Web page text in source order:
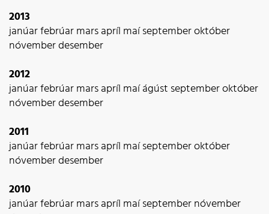
2013
janúarfebrúarmarsapríl maíseptemberoktóber
nóvemberdesember
2012
janúarfebrúarmarsapríl maíágúst septemberoktóber
nóvemberdesember
2011
janúarfebrúarmarsapríl maíseptemberoktóber
nóvemberdesember
2010
janúarfebrúarmarsapríl maíseptembernóvember